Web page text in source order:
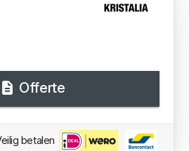
Offerte
betalen